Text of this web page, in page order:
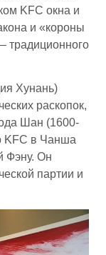
KFC окна и
и «короны
традиционного
Хунань)
раскопок,
Шан (1600-
KFC в Чанша
Фэну. Он
партии и